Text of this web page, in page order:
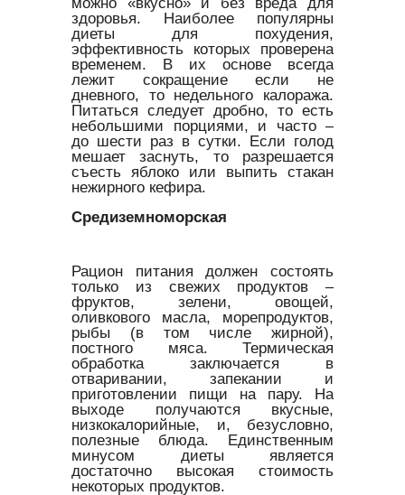
здоровья. Наиболее популярны
диеты для похудения,
эффективность которых проверена
временем. В их основе всегда
лежит сокращение если не
дневного, то недельного калоража.
Питаться следует дробно, то есть
небольшими порциями, и часто –
до шести раз в сутки. Если голод
мешает заснуть, то разрешается
съесть яблоко или выпить стакан
нежирного кефира.
Средиземноморская
Рацион питания должен состоять
только из свежих продуктов –
фруктов, зелени, овощей,
оливкового масла, морепродуктов,
рыбы (в том числе жирной),
постного мяса. Термическая
обработка заключается в
отваривании, запекании и
приготовлении пищи на пару. На
выходе получаются вкусные,
низкокалорийные, и, безусловно,
полезные блюда. Единственным
минусом диеты является
достаточно высокая стоимость
некоторых продуктов.